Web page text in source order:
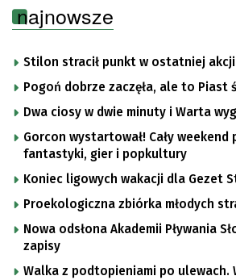
najnowsze
Stilon stracił punkt w ostatniej akcji
Pogoń dobrze zaczęła, ale to Piast
Dwa ciosy w dwie minuty i Warta
Gorcon wystartował! Cały weekend
fantastyki, gier i popkultury
Koniec ligowych wakacji dla Gezet
Proekologiczna zbiórka młodych
Nowa odsłona Akademii Pływania
zapisy
Walka z podtopieniami po ulewach.